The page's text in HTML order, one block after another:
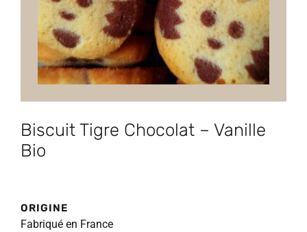
Biscuit Tigre Chocolat – Vanille
Bio
ORIGINE
Fabriqué en France